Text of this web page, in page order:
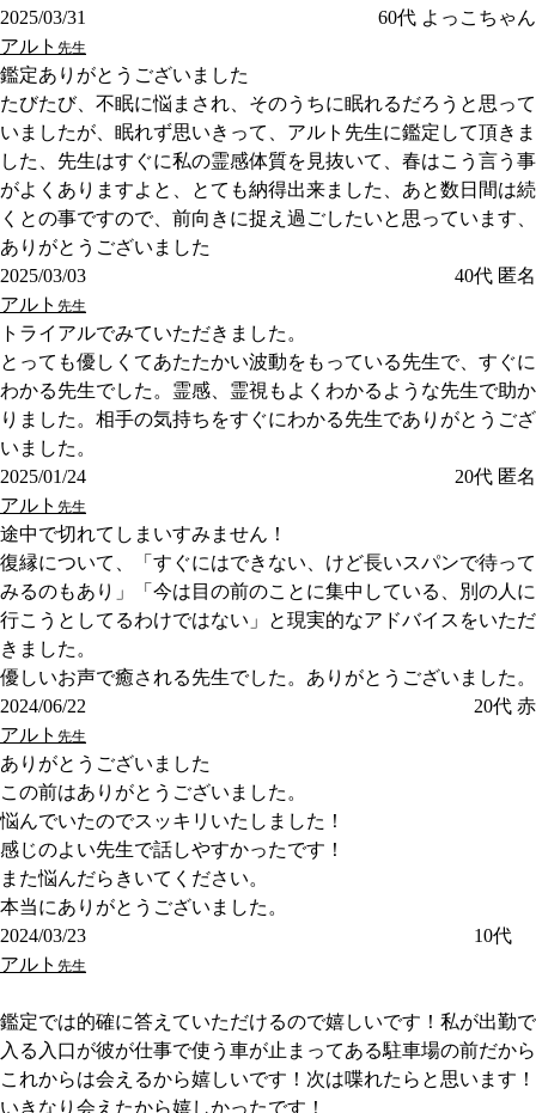
2025/03/31
60代 よっこちゃん
アルト 先生
鑑定ありがとうございました
たびたび、不眠に悩まされ、そのうちに眠れるだろうと思って
いましたが、眠れず思いきって、アルト先生に鑑定して頂きま
した、先生はすぐに私の霊感体質を見抜いて、春はこう言う事
がよくありますよと、とても納得出来ました、あと数日間は続
くとの事ですので、前向きに捉え過ごしたいと思っています、
ありがとうございました
2025/03/03
40代 匿名
アルト 先生
トライアルでみていただきました。
とっても優しくてあたたかい波動をもっている先生で、すぐに
わかる先生でした。霊感、霊視もよくわかるような先生で助か
りました。相手の気持ちをすぐにわかる先生でありがとうござ
いました。
2025/01/24
20代 匿名
アルト 先生
途中で切れてしまいすみません！
復縁について、「すぐにはできない、けど長いスパンで待って
みるのもあり」「今は目の前のことに集中している、別の人に
行こうとしてるわけではない」と現実的なアドバイスをいただ
きました。
優しいお声で癒される先生でした。ありがとうございました。
2024/06/22
20代 赤
アルト 先生
ありがとうございました
この前はありがとうございました。
悩んでいたのでスッキリいたしました！
感じのよい先生で話しやすかったです！
また悩んだらきいてください。
本当にありがとうございました。
2024/03/23
10代
アルト 先生
鑑定では的確に答えていただけるので嬉しいです！私が出勤で
入る入口が彼が仕事で使う車が止まってある駐車場の前だから
これからは会えるから嬉しいです！次は喋れたらと思います！
いきなり会えたから嬉しかったです！